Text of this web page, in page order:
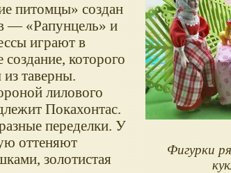
Фигурки
питомцы
создан
—
Рапунцель
и
играют в
которого
таверны.
лилового
Покахонтас.
переделки. У
оттеняют
золотистая